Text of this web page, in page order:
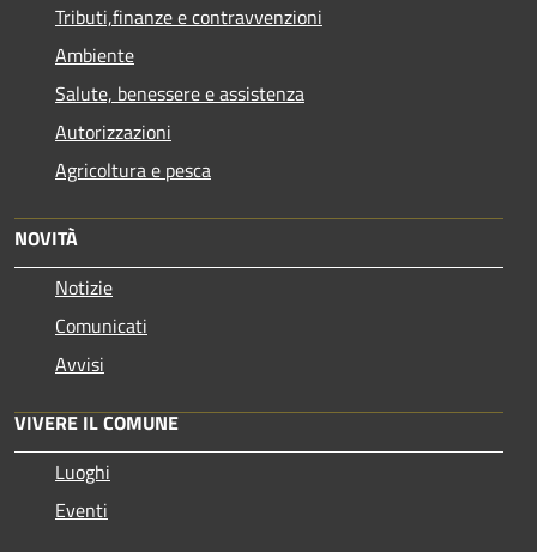
Tributi,finanze e contravvenzioni
Ambiente
Salute, benessere e assistenza
Autorizzazioni
Agricoltura e pesca
NOVITÀ
Notizie
Comunicati
Avvisi
VIVERE IL COMUNE
Luoghi
Eventi